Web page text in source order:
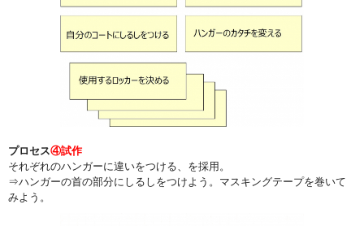
プロセス④試作
それぞれのハンガーに違いをつける、を採用。
⇒ハンガーの首の部分にしるしをつけよう。マスキングテープを巻いて
みよう。